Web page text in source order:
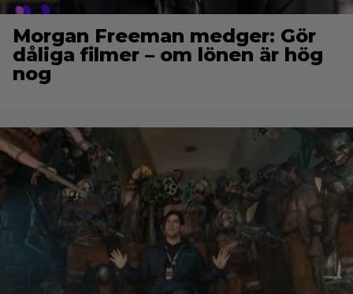
Morgan Freeman medger: Gör
dåliga filmer – om lönen är hög
nog